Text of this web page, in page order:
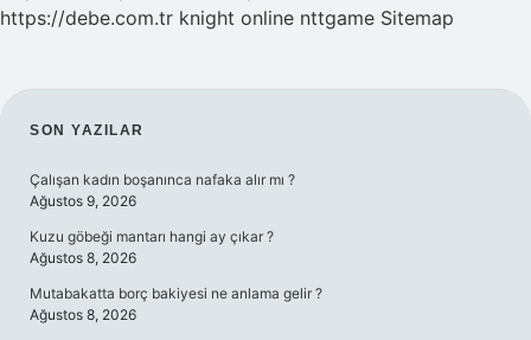
https://debe.com.tr knight online nttgame Sitemap
SIDEBAR
SON YAZILAR
Çalışan kadın boşanınca nafaka alır mı ?
Ağustos 9, 2026
Kuzu göbeği mantarı hangi ay çıkar ?
Ağustos 8, 2026
Mutabakatta borç bakiyesi ne anlama gelir ?
Ağustos 8, 2026